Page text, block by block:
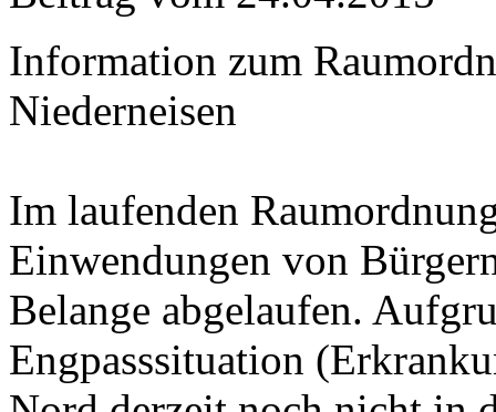
Information zum
Niederneisen
Im laufenden
Einwendungen von
Belange abgelaufen.
Engpasssituation